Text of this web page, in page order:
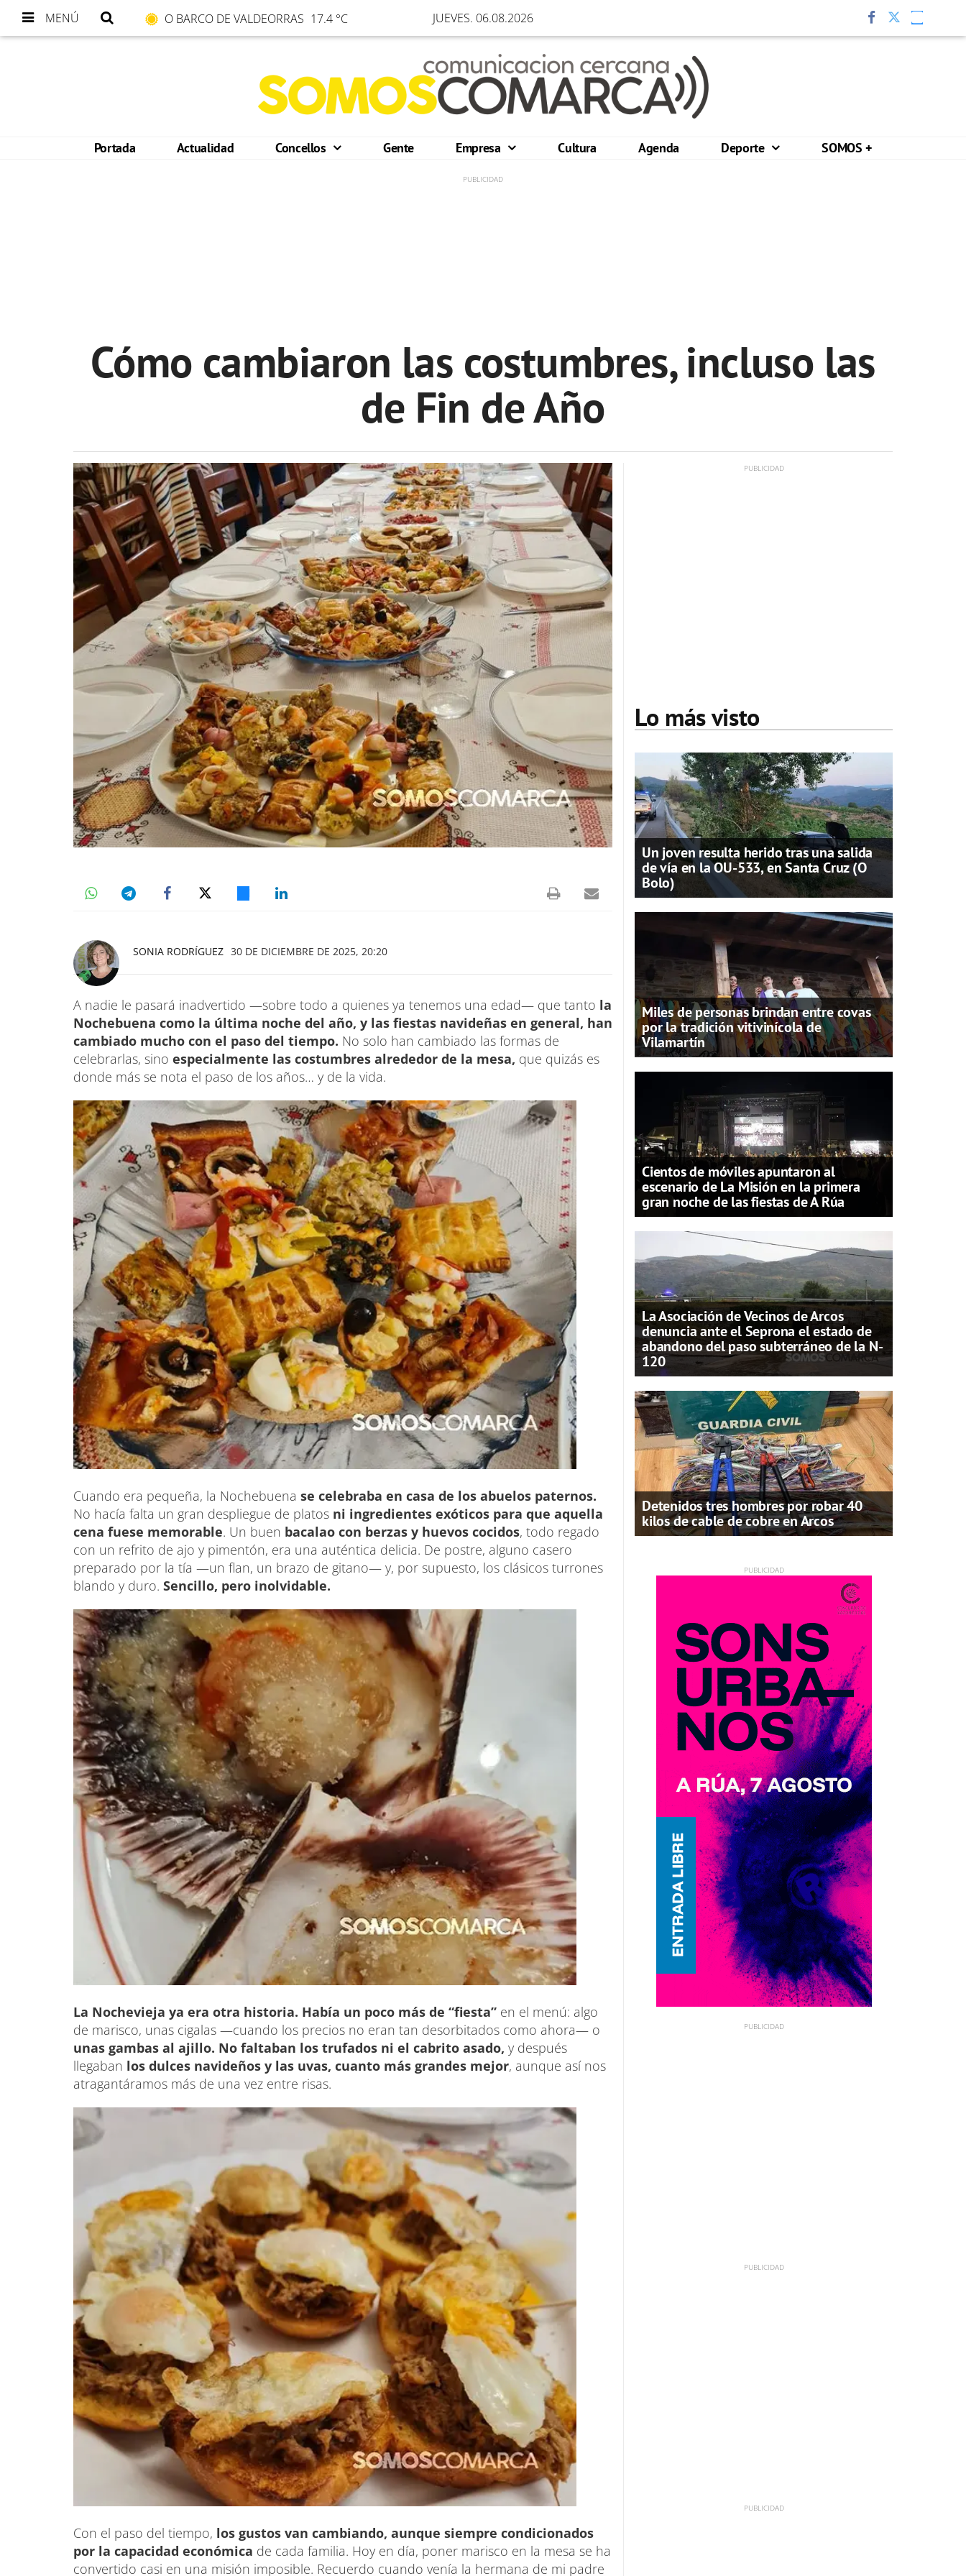
MENÚ O BARCO DE VALDEORRAS 17.4 °C JUEVES. 06.08.2026
Portada Actualidad Concellos Gente Empresa Cultura Agenda Deporte SOMOS +
Cómo cambiaron las costumbres, incluso las
de Fin de Año
SONIA RODRÍGUEZ 30 DE DICIEMBRE DE 2025, 20:20
A nadie le pasará inadvertido —sobre todo a quienes ya tenemos una edad— que tanto la
Nochebuena como la última noche del año, y las fiestas navideñas en general, han
cambiado mucho con el paso del tiempo. No solo han cambiado las formas de
celebrarlas, sino especialmente las costumbres alrededor de la mesa, que quizás es
donde más se nota el paso de los años… y de la vida.
Cuando era pequeña, la Nochebuena se celebraba en casa de los abuelos paternos.
No hacía falta un gran despliegue de platos ni ingredientes exóticos para que aquella
cena fuese memorable. Un buen bacalao con berzas y huevos cocidos, todo regado
con un refrito de ajo y pimentón, era una auténtica delicia. De postre, alguno casero
preparado por la tía —un flan, un brazo de gitano— y, por supuesto, los clásicos turrones
blando y duro. Sencillo, pero inolvidable.
La Nochevieja ya era otra historia. Había un poco más de “fiesta” en el menú: algo
de marisco, unas cigalas —cuando los precios no eran tan desorbitados como ahora— o
unas gambas al ajillo. No faltaban los trufados ni el cabrito asado, y después
llegaban los dulces navideños y las uvas, cuanto más grandes mejor, aunque así nos
atragantáramos más de una vez entre risas.
Con el paso del tiempo, los gustos van cambiando, aunque siempre condicionados
por la capacidad económica de cada familia. Hoy en día, poner marisco en la mesa se ha
convertido casi en una misión imposible. Recuerdo cuando venía la hermana de mi padre
Lo más visto
Un joven resulta herido tras una salida
de vía en la OU-533, en Santa Cruz (O
Bolo)
Miles de personas brindan entre covas
por la tradición vitivinícola de
Vilamartín
Cientos de móviles apuntaron al
escenario de La Misión en la primera
gran noche de las fiestas de A Rúa
La Asociación de Vecinos de Arcos
denuncia ante el Seprona el estado de
abandono del paso subterráneo de la N-
120
Detenidos tres hombres por robar 40
kilos de cable de cobre en Arcos